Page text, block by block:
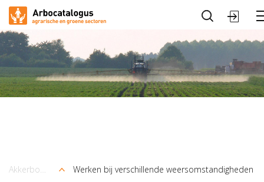
Arbocatalogus
Sectoren
Kruimelpad
Akkerbouw en vollegrondsteelt Werken bij verschillende weersomstandigheden